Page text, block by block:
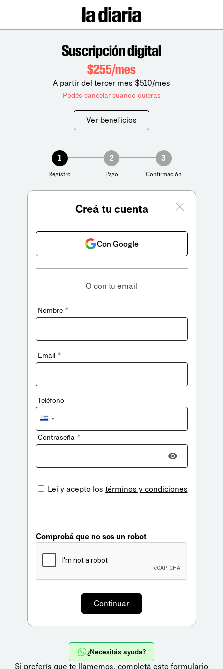
Suscripción digital
$255/mes
A partir del tercer mes $510/mes
Podés cancelar cuando quieras
Ver beneficios
1
Registro
2
Pago
3
Confirmación
Creá tu cuenta
Con Google
O con tu email
Nombre *
Email *
Teléfono
Uruguay
+598
Contraseña *
Leí y acepto los términos y condiciones
Comprobá que no sos un robot
¿Necesitás ayuda?
Si preferís que te llamemos, completá este formulario